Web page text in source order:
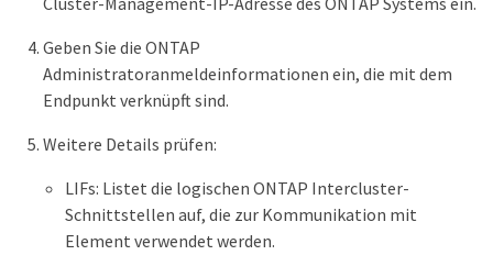
Geben Sie die ONTAP
Administratoranmeldeinformationen ein, die mit dem
Endpunkt verknüpft sind.
Weitere Details prüfen:
LIFs: Listet die logischen ONTAP Intercluster-
Schnittstellen auf, die zur Kommunikation mit
Element verwendet werden.